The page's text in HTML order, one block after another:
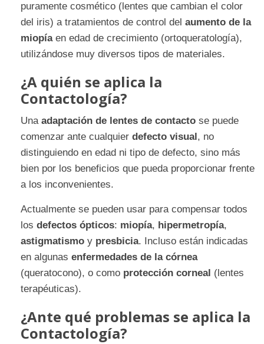
puramente cosmético (lentes que cambian el color
del iris) a tratamientos de control del aumento de la
miopíaen edad de crecimiento (ortoqueratología),
utilizándose muy diversos tipos de materiales.
¿A quién se aplica la
Contactología?
Una adaptación de lentes de contacto se puede
comenzar ante cualquier defecto visual, no
distinguiendo en edad ni tipo de defecto, sino más
bien por los beneficios que pueda proporcionar frente
a los inconvenientes.
Actualmente se pueden usar para compensar todos
los defectos ópticos: miopía, hipermetropía,
astigmatismo y presbicia. Incluso están indicadas
en algunas enfermedades de la córnea
(queratocono), o como protección corneal (lentes
terapéuticas).
¿Ante qué problemas se aplica la
Contactología?